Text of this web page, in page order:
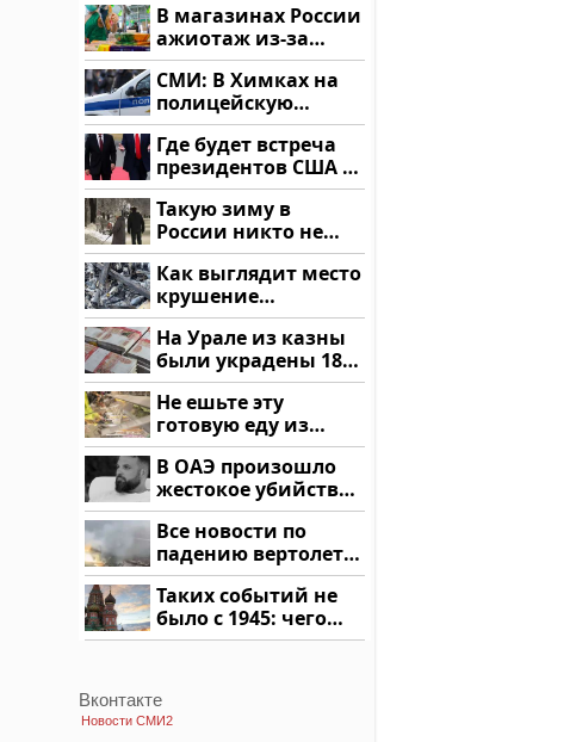
В магазинах России
ажиотаж из-за
этого продукта: что
купить?
СМИ: В Химках на
полицейскую
машину напали и
подожгли.
Где будет встреча
президентов США и
России: Европа?
Такую зиму в
России никто не
ждал: как так?!
Как выглядит место
крушение
вертолета на
Кавказе: смотреть
На Урале из казны
были украдены 18
миллионов рублей
Не ешьте эту
готовую еду из
магазина: список
В ОАЭ произошло
жестокое убийство
криптомиллионера
Все новости по
падению вертолета
на Кавказе: читать
здесь
Таких событий не
было с 1945: чего
ждать всем нам?
Вконтакте
Новости СМИ2